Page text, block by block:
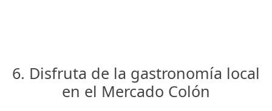
6. Disfruta de la gastronomía local
en el Mercado Colón